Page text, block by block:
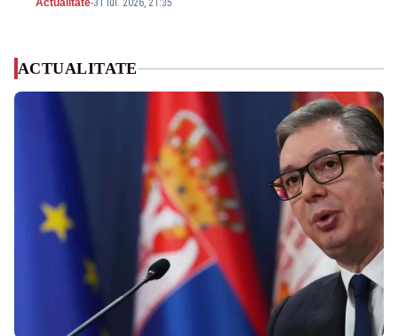
Actualitate-31 iul. 2026, 21:35
ACTUALITATE